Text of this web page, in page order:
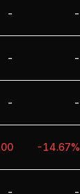
- -
- -
- -
-14.67%
- -